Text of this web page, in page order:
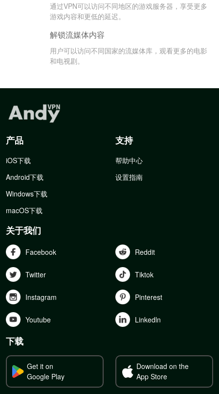
通过VPN可以访问不同地区的游戏服务器，享受更多
游戏内容和更低的延迟。
解锁流媒体内容
用户可以访问不同国家的流媒体库，观看更多的电影
和电视剧。
产品
iOS下载
Android下载
Windows下载
macOS下载
支持
帮助中心
设置指南
关于我们
Facebook Reddit
Twitter Tiktok
Instagram Pinterest
Youtube Linkedln
下载
Get it on
Google Play
Download on the
App Store